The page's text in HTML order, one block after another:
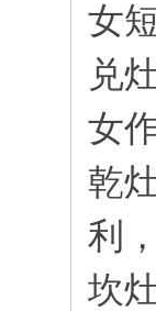
女
兑
女
乾
利
坎